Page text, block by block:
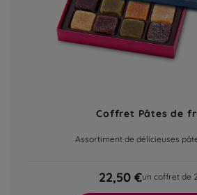
Coffret Pâtes de
Assortiment de délicieuses
22,50 €un coffret de